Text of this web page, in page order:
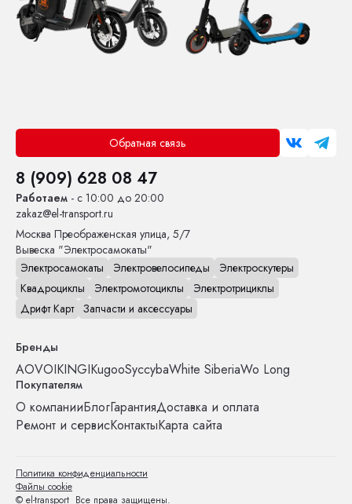
Обратная связь
8 (909) 628 08 47
Работаем - с 10:00 до 20:00
zakaz@el-transport.ru
Москва Преображенская улица, 5/7
Вывеска "Электросамокаты"
Электросамокаты
Электровелосипеды
Электроскутеры
Квадроциклы
Электромотоциклы
Электротрициклы
Дрифт Карт Запчасти и аксессуары
Бренды
AOVOIKINGIKugooSyccybaWhite SiberiaWo Long
Покупателям
О компанииБлогГарантияДоставка и оплата
Ремонт и сервисКонтактыКарта сайта
© el-transport Все права защищены.
Политика конфиденциальности
Файлы cookie